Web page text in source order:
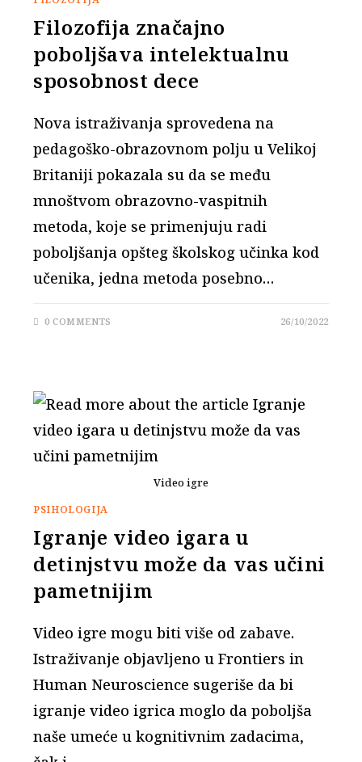
Filozofija značajno
poboljšava intelektualnu
sposobnost dece
Nova istraživanja sprovedena na
pedagoško-obrazovnom polju u Velikoj
Britaniji pokazala su da se među
mnoštvom obrazovno-vaspitnih
metoda, koje se primenjuju radi
poboljšanja opšteg školskog učinka kod
učenika, jedna metoda posebno…
0 COMMENTS 26/10/2022
Video igre
PSIHOLOGIJA
Igranje video igara u
detinjstvu može da vas učini
pametnijim
Video igre mogu biti više od zabave.
Istraživanje objavljeno u Frontiers in
Human Neuroscience sugeriše da bi
igranje video igrica moglo da poboljša
naše umeće u kognitivnim zadacima,